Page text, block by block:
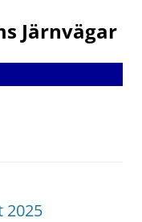
Järnvägar
2025